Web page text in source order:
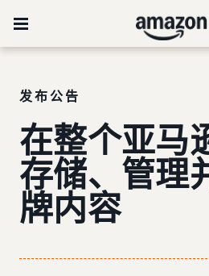
发布公告
在整个亚马
存储、管理
牌内容